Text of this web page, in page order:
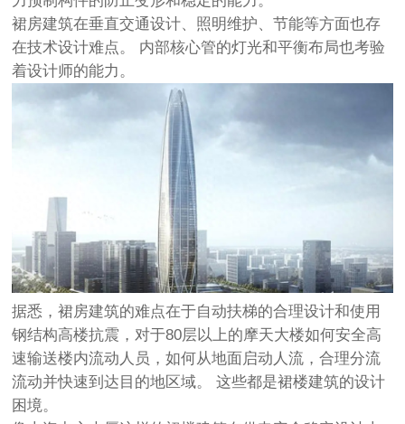
裙房建筑在垂直交通设计、照明维护、节能等方面也存
在技术设计难点。 内部核心管的灯光和平衡布局也考验
着设计师的能力。
据悉，裙房建筑的难点在于自动扶梯的合理设计和使用
钢结构高楼抗震 ，对于80层以上的摩天大楼如何安全高
速输送楼内流动人员，如何从地面启动人流，合理分流
流动并快速到达目的地区域。 这些都是裙楼建筑的设计
困境。